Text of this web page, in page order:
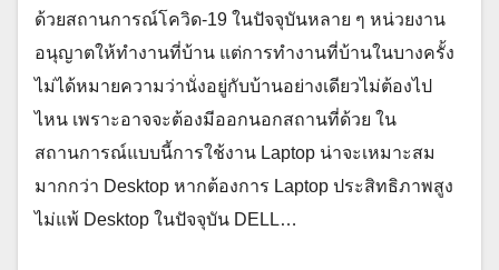
ด้วยสถานการณ์โควิด-19 ในปัจจุบันหลาย ๆ หน่วยงาน
อนุญาตให้ทำงานที่บ้าน แต่การทำงานที่บ้านในบางครั้ง
ไม่ได้หมายความว่านั่งอยู่กับบ้านอย่างเดียวไม่ต้องไป
ไหน เพราะอาจจะต้องมีออกนอกสถานที่ด้วย ใน
สถานการณ์แบบนี้การใช้งาน Laptop น่าจะเหมาะสม
มากกว่า Desktop หากต้องการ Laptop ประสิทธิภาพสูง
ไม่แพ้ Desktop ในปัจจุบัน DELL…